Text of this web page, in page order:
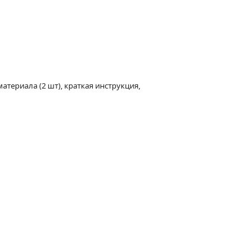
(2 шт), краткая инструкция,